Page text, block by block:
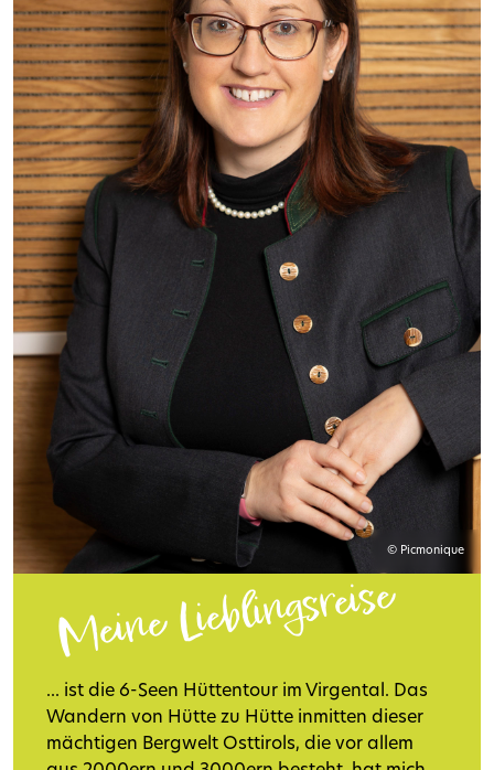
© Picmonique
Meine Lieblingsreise
... ist die 6-Seen Hüttentour im Virgental. Das
Wandern von Hütte zu Hütte inmitten dieser
mächtigen Bergwelt Osttirols, die vor allem